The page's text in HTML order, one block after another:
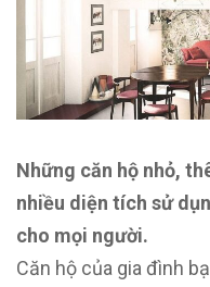
Những căn hộ nhỏ,
nhiều diện tích sử
cho mọi người.
Căn hộ của gia đình